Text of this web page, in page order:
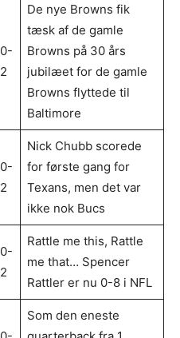
0-
2
De nye Browns fik
tæsk af de gamle
Browns på 30 års
jubilæet for de gamle
Browns flyttede til
Baltimore
0-
2
Nick Chubb scorede
for første gang for
Texans, men det var
ikke nok Bucs
0-
2
Rattle me this, Rattle
me that… Spencer
Rattler er nu 0-8 i NFL
Som den eneste